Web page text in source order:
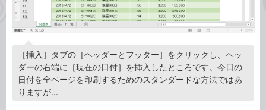
［挿入］タブの［ヘッダーとフッター］をクリックし、ヘッ
ダーの右端に［現在の日付］を挿入したところです。今日の
日付を全ページを印刷するためのスタンダードな方法ではあ
りますが...